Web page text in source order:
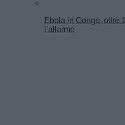
Ebola in Congo, oltre
l’allarme